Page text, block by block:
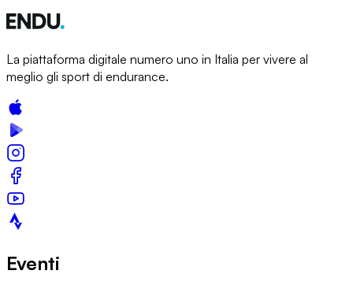
La piattaforma digitale numero uno in Italia per vivere al
meglio gli sport di endurance.
Eventi